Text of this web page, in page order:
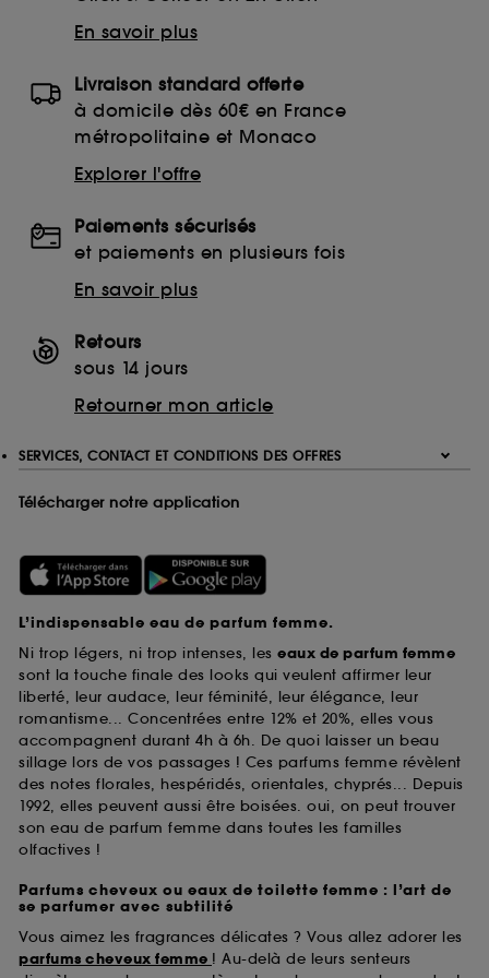
En savoir plus
Livraison standard offerte
à domicile dès 60€ en France
métropolitaine et Monaco
Explorer l'offre
Paiements sécurisés
et paiements en plusieurs fois
En savoir plus
Retours
sous 14 jours
Retourner mon article
SERVICES, CONTACT ET CONDITIONS DES OFFRES
Télécharger notre application
L’indispensable eau de parfum femme.
Ni trop légers, ni trop intenses, les eaux de parfum femme
sont la touche finale des looks qui veulent affirmer leur
liberté, leur audace, leur féminité, leur élégance, leur
romantisme... Concentrées entre 12% et 20%, elles vous
accompagnent durant 4h à 6h. De quoi laisser un beau
sillage lors de vos passages ! Ces parfums femme révèlent
des notes florales, hespéridés, orientales, chyprés... Depuis
1992, elles peuvent aussi être boisées. oui, on peut trouver
son eau de parfum femme dans toutes les familles
olfactives !
Parfums cheveux ou eaux de toilette femme : l’art de
se parfumer avec subtilité
Vous aimez les fragrances délicates ? Vous allez adorer les
parfums cheveux femme ! Au-delà de leurs senteurs
collectées ou générées lors de votre activité en ligne
sur "continuer sans accepter". Voous pouvez à tout
moment choisir de retirer votrte consentement. Si vous
souhaitez obtenir plus d'information sur les cookies
utilisés, cliquezici.